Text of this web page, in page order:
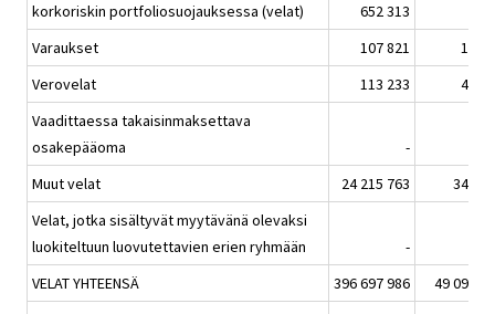
korkoriskin portfoliosuojauksessa (velat)
652 313
Varaukset
107 821
13
Verovelat
113 233
41
Vaadittaessa takaisinmaksettava
osakepääoma
-
Muut velat
24 215 763
340
Velat, jotka sisältyvät myytävänä olevaksi
luokiteltuun luovutettavien erien ryhmään
-
VELAT YHTEENSÄ
396 697 986
49 099